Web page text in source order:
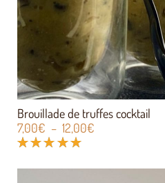
Brouillade de truffes cocktail
7,00€ – 12,00€
sur 5